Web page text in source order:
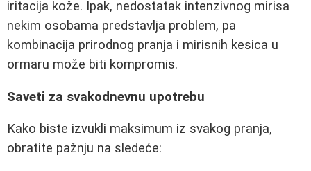
iritacija kože. Ipak, nedostatak intenzivnog mirisa
nekim osobama predstavlja problem, pa
kombinacija prirodnog pranja i mirisnih kesica u
ormaru može biti kompromis.
Saveti za svakodnevnu upotrebu
Kako biste izvukli maksimum iz svakog pranja,
obratite pažnju na sledeće: